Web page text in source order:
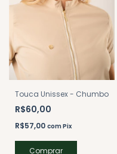
Touca Unissex - Chumbo
R$60,00
R$57,00 comPix